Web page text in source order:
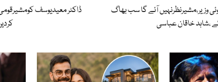
ڈاکٹر معیدیوسف
آئے گا سب بھاگ
،شاہد خاقان عباسی